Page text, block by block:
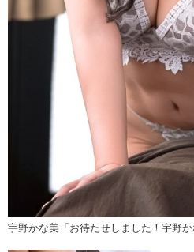
宇野かな美「お待たせしました！宇野か